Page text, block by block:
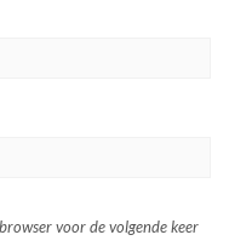
voor de volgende keer